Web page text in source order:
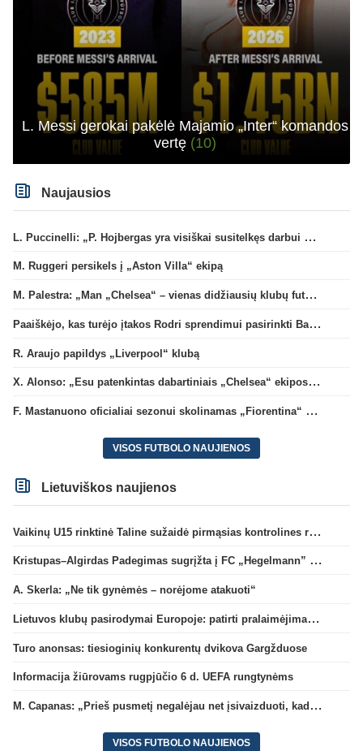
L. Messi gerokai pakėlė Majamio „Inter“ komandos
vertę (10)
Naujausios
L. Puccinelli: „P. Hojbergas yra visiškai susitelkęs darbui Marselyje“
M. Ruggeri persikels į „Aston Villa“ ekipą
M. Palestra: „Man „Chelsea“ – vienas didžiausių klubų futbole“
Paaiškėjo, kas turėjo įtakos Rodri sprendimui pasirinkti Barselonos pusę
R. Araujo papildys „Liverpool“ klubą
X. Alonso: „Esu patenkintas dabartiniais „Chelsea“ ekipos vartininkais“
F. Mastanuono oficialiai sezonui skolinamas „Fiorentina“ ekipai
VISOS FUTBOLO NAUJIENOS
Lietuviškos naujienos
Vaikinų U15 rinktinė Taline sužaidė pirmąsias kontrolines rungtynes
Kristupas–Algirdas Padegimas sugrįžta į FC „Hegelmann” B sudėtį
A. Skerla: „Ne tik gynėmės – norėjome atakuoti“
Lietuvos klubų pasirodymai Europoje: patirti pralaimėjimai Kroatijos atstovams
Turo anonsas: tiesioginių konkurentų dvikova Gargžduose
Informacija žiūrovams rugpjūčio 6 d. UEFA rungtynėms
M. Capanas: „Prieš pusmetį negalėjau net įsivaizduoti, kad žaisime prieš „Hajduk“
VISOS FUTBOLO NAUJIENOS